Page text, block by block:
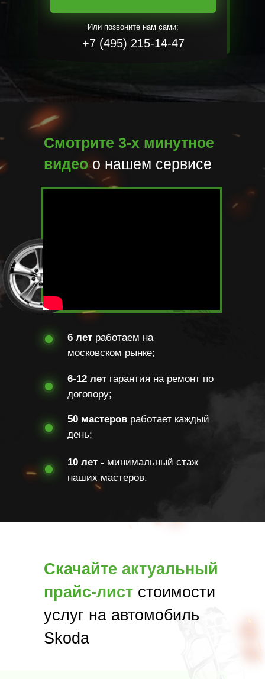
Или позвоните нам сами:
+7 (495) 215-14-47
Смотрите 3-х минутное
видео о нашем сервисе
6 лет работаем на
московском рынке;
6-12 лет гарантия на ремонт по
договору;
50 мастеров работает каждый
день;
10 лет - минимальный стаж
наших мастеров.
Скачайте актуальный
прайс-лист стоимости
услуг на автомобиль
Skoda